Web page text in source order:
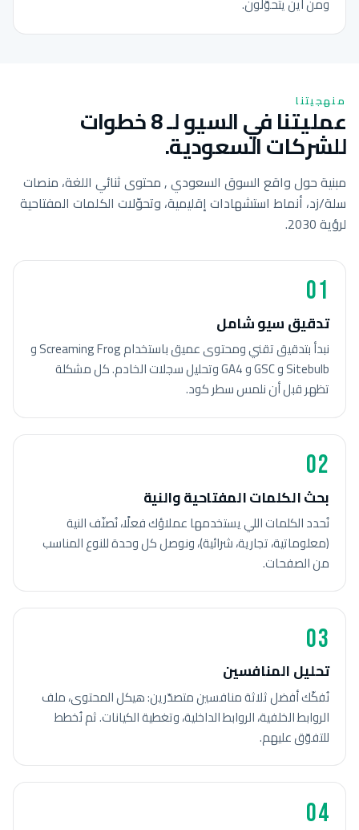
منهجيتنا
عمليتنا في السيو لـ 8 خطوات
للشركات السعودية.
مبنية حول واقع السوق السعودي , محتوى ثنائي اللغة، منصات
سلة/زد، أنماط استشهادات إقليمية، وتحوّلات الكلمات المفتاحية
لرؤية 2030.
01
تدقيق سيو شامل
نبدأ بتدقيق تقني ومحتوى عميق باستخدام Screaming Frog و
Sitebulb و GSC و GA4 وتحليل سجلات الخادم. كل مشكلة
تظهر قبل أن نلمس سطر كود.
02
بحث الكلمات المفتاحية والنية
نُحدد الكلمات اللي يستخدمها عملاؤك فعلًا، نُصنّف النية
(معلوماتية، تجارية، شرائية)، ونوصل كل وحدة للنوع المناسب
من الصفحات.
03
تحليل المنافسين
نُفكّك أفضل ثلاثة منافسين متصدّرين: هيكل المحتوى، ملف
الروابط الخلفية، الروابط الداخلية، وتغطية الكيانات. ثم نُخطط
للتفوّق عليهم.
04